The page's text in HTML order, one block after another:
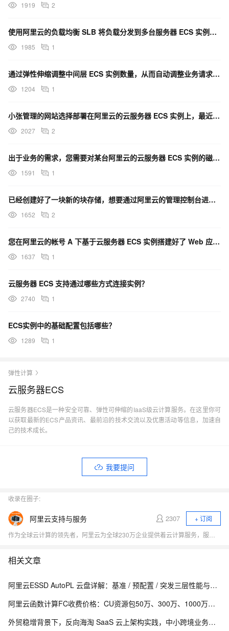
1919 2
使用阿里云的负载均衡 SLB 将负载分发到多台服务器 ECS 实例上去的时候，哪些工具即可获得发起请
1985 1
通过弹性伸缩调整中间层 ECS 实例数量，从而自动调整业务请求能力，具体流程是什么？
1204 1
小张管理的网站选择部署在阿里云的云服务器 ECS 实例上，最近发现一个现象，网站首页的宣传视频在某些
2027 2
出于业务的需求，您需要对某台阿里云的云服务器 ECS 实例的磁盘进行初始化操作，可以通过什么方法提前
1591 1
已经创建好了一块新的块存储，想要通过阿里云的管理控制台进行磁盘挂载到云服务器 ECS 实例上的操作，
1652 2
您在阿里云的帐号 A 下基于云服务器 ECS 实例搭建好了 Web 应用服务，如果需要在另一个阿里云
1637 1
云服务器 ECS 支持通过哪些方式连接实例？
2740 1
ECS实例中的基础配置包括哪些？
1289 1
弹性计算
云服务器ECS
云服务器ECS是一种安全可靠、弹性可伸缩的IaaS级云计算服务。在这里你可
以获取最新的ECS产品资讯、最前沿的技术交流以及优惠活动等信息，加速自
己的技术成长。
我要提问
收录在圈子:
阿里云支持与服务 2307
+ 订阅
相关文章
阿里云ESSD AutoPL 云盘详解：基准 / 预配置 / 突发三层性能与费用封顶机制
阿里云函数计算FC收费价格：CU资源包50万、300万、1000万、2亿、20亿及4000万CU费用清单
外贸稳增背景下，反向海淘 SaaS 云上架构实践，中小跨境业务如何低成本扛住流量脉冲